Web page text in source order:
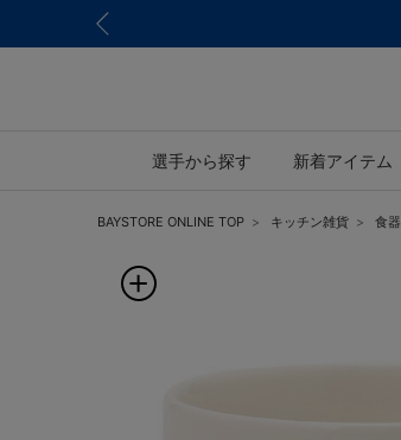
選手から探す 新着アイテム
BAYSTORE ONLINE TOP キッチン雑貨 食器